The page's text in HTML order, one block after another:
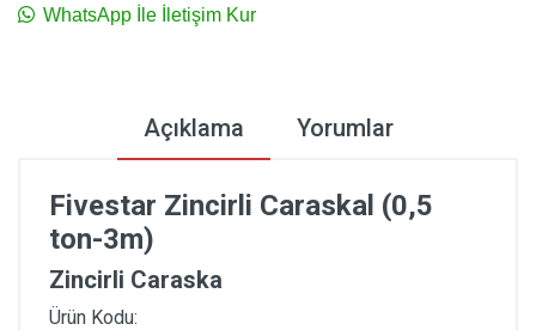
WhatsApp İle İletişim Kur
Açıklama Yorumlar
Fivestar Zincirli Caraskal (0,5
ton-3m)
Zincirli Caraska
Ürün Kodu: